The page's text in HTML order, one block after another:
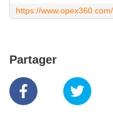
Partager